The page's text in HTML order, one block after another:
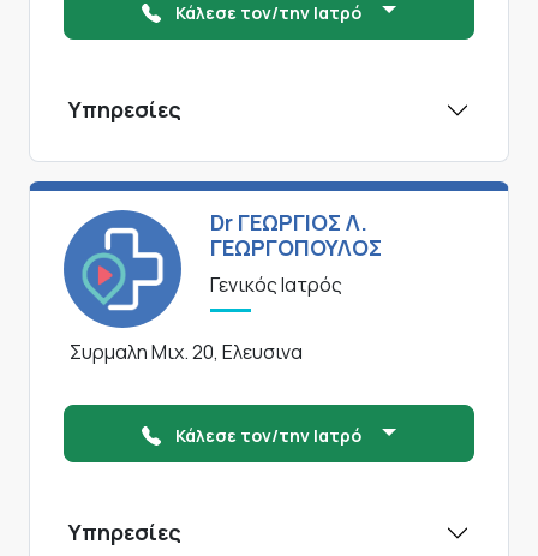
Κάλεσε τον/την Ιατρό
Υπηρεσίες
Dr ΓΕΩΡΓΙΟΣ Λ.
ΓΕΩΡΓΟΠΟΥΛΟΣ
Γενικός Ιατρός
Συρμαλη Μιχ. 20, Ελευσινα
Κάλεσε τον/την Ιατρό
Υπηρεσίες